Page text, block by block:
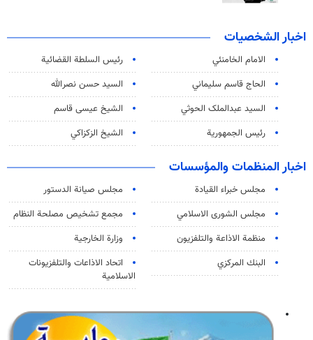
اخبار الشخصيات
الامام الخامنئي
رئیس السلطة القضائیة
الحاج قاسم سليماني
السيد حسن نصرالله
السید عبدالملک الحوثي
الشيخ عيسى قاسم
رئيس الجمهورية
الشيخ الزكزاكي
اخبار المنظمات والمؤسسات
مجلس خبراء القيادة
مجلس صيانة الدستور
مجلس الشورى الاسلامي
مجمع تشخيص مصلحة النظام
منظمة الاذاعة والتلفزیون
وزارة الخارجية
البنك المركزي
اتحاد الاذاعات والتلفزيونات
الاسلامية